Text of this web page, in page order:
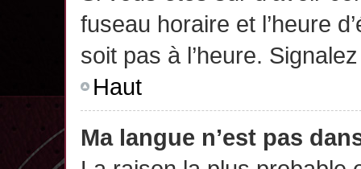
fuseau horaire et l’heure
soit pas à l’heure.
Haut
Ma langue n’est pas